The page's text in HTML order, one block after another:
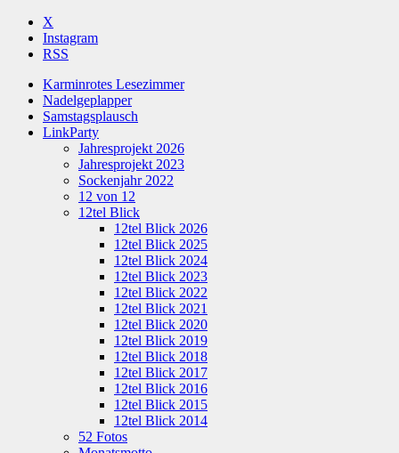
X
Instagram
RSS
Karminrotes Lesezimmer
Nadelgeplapper
Samstagsplausch
LinkParty
Jahresprojekt 2026
Jahresprojekt 2023
Sockenjahr 2022
12 von 12
12tel Blick
12tel Blick 2026
12tel Blick 2025
12tel Blick 2024
12tel Blick 2023
12tel Blick 2022
12tel Blick 2021
12tel Blick 2020
12tel Blick 2019
12tel Blick 2018
12tel Blick 2017
12tel Blick 2016
12tel Blick 2015
12tel Blick 2014
52 Fotos